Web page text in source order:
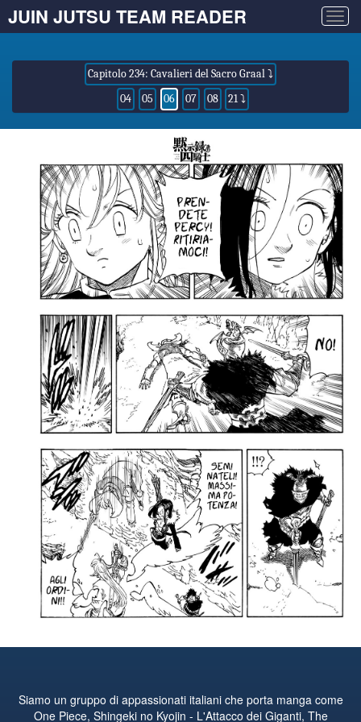
JUIN JUTSU TEAM READER
Capitolo 234: Cavalieri del Sacro Graal ⤵
04
05 06 07 08 21 ⤵
Siamo un gruppo di appassionati italiani che porta manga come
One Piece, Shingeki no Kyojin - L'Attacco dei Giganti, The